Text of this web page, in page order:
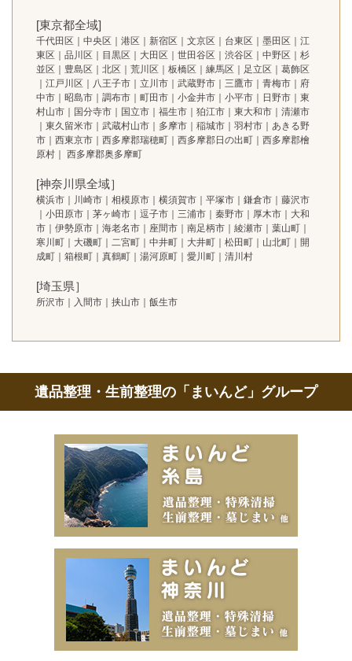
[東京都全域]
千代田区｜中央区｜港区｜新宿区｜文京区｜台東区｜墨田区｜江
東区｜品川区｜目黒区｜大田区｜世田谷区｜渋谷区｜中野区｜杉
並区｜豊島区｜北区｜荒川区｜板橋区｜練馬区｜足立区｜葛飾区
｜江戸川区｜八王子市｜立川市｜武蔵野市｜三鷹市｜青梅市｜府
中市｜昭島市｜調布市｜町田市｜小金井市｜小平市｜日野市｜東
村山市｜国分寺市｜国立市｜福生市｜狛江市｜東大和市｜清瀬市
｜東久留米市｜武蔵村山市｜多摩市｜稲城市｜羽村市｜あきる野
市｜西東京市｜西多摩郡瑞穂町｜西多摩郡日の出町｜西多摩郡檜
原村｜ 西多摩郡奥多摩町
[神奈川県全域］
横浜市｜川崎市｜相模原市｜横須賀市｜平塚市｜鎌倉市｜藤沢市
｜小田原市｜茅ヶ崎市｜逗子市｜三浦市｜秦野市｜厚木市｜大和
市｜伊勢原市｜海老名市｜座間市｜南足柄市｜綾瀬市｜葉山町｜
寒川町｜大磯町｜二宮町｜中井町｜大井町｜松田町｜山北町｜開
成町｜箱根町｜真鶴町｜湯河原町｜愛川町｜清川村
[埼玉県］
所沢市｜入間市｜挟山市｜飯生市
遺品整理・生前整理の「まいんど」グループ